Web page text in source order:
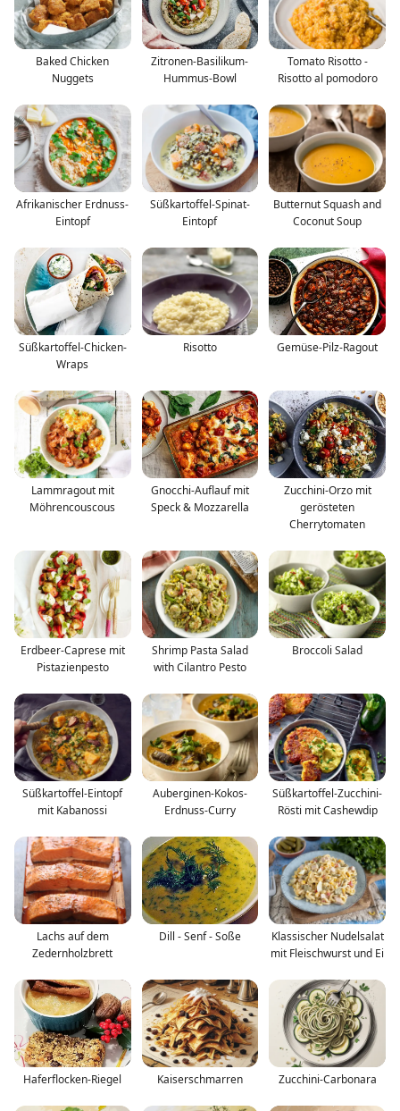
Baked Chicken
Nuggets
Zitronen-Basilikum-
Hummus-Bowl
Tomato Risotto -
Risotto al pomodoro
Afrikanischer Erdnuss-
Eintopf
Süßkartoffel-Spinat-
Eintopf
Butternut Squash and
Coconut Soup
Süßkartoffel-Chicken-
Wraps
Risotto Gemüse-Pilz-Ragout
Lammragout mit
Möhrencouscous
Gnocchi-Auflauf mit
Speck & Mozzarella
Zucchini-Orzo mit
gerösteten
Cherrytomaten
Erdbeer-Caprese mit
Pistazienpesto
Shrimp Pasta Salad
with Cilantro Pesto
Broccoli Salad
Süßkartoffel-Eintopf
mit Kabanossi
Auberginen-Kokos-
Erdnuss-Curry
Süßkartoffel-Zucchini-
Rösti mit Cashewdip
Lachs auf dem
Zedernholzbrett
Dill - Senf - Soße
Klassischer Nudelsalat
mit Fleischwurst und Ei
Haferflocken-Riegel Kaiserschmarren Zucchini-Carbonara